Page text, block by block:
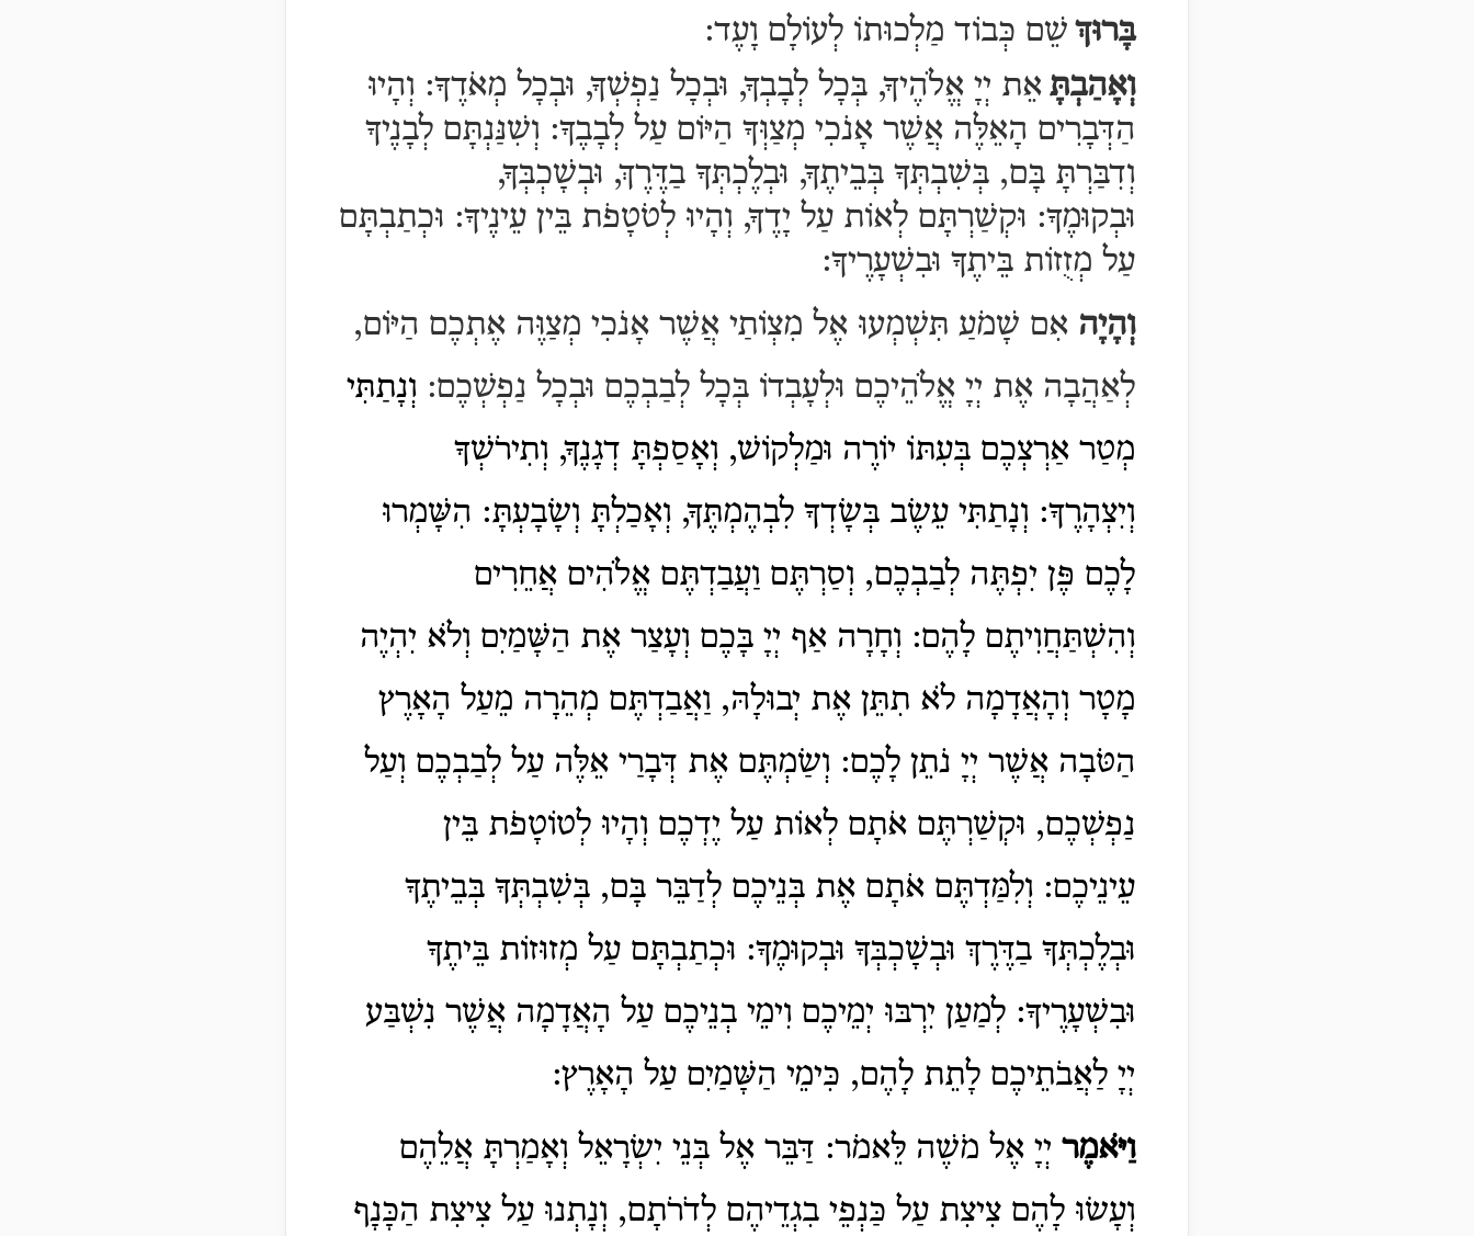
בָּרוּךְ שֵׁם כְּבוֹד מַלְכוּתוֹ לְעוֹלָם וָעֶד:
וְאָהַבְתָּ אֵת יְיָ אֱלֹהֶיךָ, בְּכָל לְבָבְךָ, וּבְכָל נַפְשְׁךָ, וּבְכָל מְאֹדֶךָ: וְהָיוּ
הַדְּבָרִים הָאֵלֶּה אֲשֶׁר אָנֹכִי מְצַוְּךָ הַיּוֹם עַל לְבָבֶךָ: וְשִׁנַּנְתָּם לְבָנֶיךָ
וְדִבַּרְתָּ בָּם, בְּשִׁבְתְּךָ בְּבֵיתֶךָ, וּבְלֶכְתְּךָ בַדֶּרֶךְ, וּבְשָׁכְבְּךָ,
וּבְקוּמֶךָ: וּקְשַׁרְתָּם לְאוֹת עַל יָדֶךָ, וְהָיוּ לְטֹטָפֹת בֵּין עֵינֶיךָ: וּכְתַבְתָּם
עַל מְזֻזוֹת בֵּיתֶךָ וּבִשְׁעָרֶיךָ:
וְהָיָה אִם שָׁמֹעַ תִּשְׁמְעוּ אֶל מִצְוֹתַי אֲשֶׁר אָנֹכִי מְצַוֶּה אֶתְכֶם הַיּוֹם,
לְאַהֲבָה אֶת יְיָ אֱלֹהֵיכֶם וּלְעָבְדוֹ בְּכָל לְבַבְכֶם וּבְכָל נַפְשְׁכֶם: וְנָתַתִּי
מְטַר אַרְצְכֶם בְּעִתּוֹ יוֹרֶה וּמַלְקוֹשׁ, וְאָסַפְתָּ דְגָנֶךָ, וְתִירֹשְׁךָ
וְיִצְהָרֶךָ: וְנָתַתִּי עֵשֶׂב בְּשָׂדְךָ לִבְהֶמְתֶּךָ, וְאָכַלְתָּ וְשָׂבָעְתָּ: הִשָּׁמְרוּ
לָכֶם פֶּן יִפְתֶּה לְבַבְכֶם, וְסַרְתֶּם וַעֲבַדְתֶּם אֱלֹהִים אֲחֵרִים
וְהִשְׁתַּחֲוִיתֶם לָהֶם: וְחָרָה אַף יְיָ בָּכֶם וְעָצַר אֶת הַשָּׁמַיִם וְלֹא יִהְיֶה
מָטָר וְהָאֲדָמָה לֹא תִתֵּן אֶת יְבוּלָהּ, וַאֲבַדְתֶּם מְהֵרָה מֵעַל הָאָרֶץ
הַטֹּבָה אֲשֶׁר יְיָ נֹתֵן לָכֶם: וְשַׂמְתֶּם אֶת דְּבָרַי אֵלֶּה עַל לְבַבְכֶם וְעַל
נַפְשְׁכֶם, וּקְשַׁרְתֶּם אֹתָם לְאוֹת עַל יֶדְכֶם וְהָיוּ לְטוֹטָפֹת בֵּין
עֵינֵיכֶם: וְלִמַּדְתֶּם אֹתָם אֶת בְּנֵיכֶם לְדַבֵּר בָּם, בְּשִׁבְתְּךָ בְּבֵיתֶךָ
וּבְלֶכְתְּךָ בַדֶּרֶךְ וּבְשָׁכְבְּךָ וּבְקוּמֶךָ: וּכְתַבְתָּם עַל מְזוּזוֹת בֵּיתֶךָ
וּבִשְׁעָרֶיךָ: לְמַעַן יִרְבּוּ יְמֵיכֶם וִימֵי בְנֵיכֶם עַל הָאֲדָמָה אֲשֶׁר נִשְׁבַּע
יְיָ לַאֲבֹתֵיכֶם לָתֵת לָהֶם, כִּימֵי הַשָּׁמַיִם עַל הָאָרֶץ:
וַיֹּאמֶר יְיָ אֶל מֹשֶׁה לֵּאמֹר: דַּבֵּר אֶל בְּנֵי יִשְׂרָאֵל וְאָמַרְתָּ אֲלֵהֶם
וְעָשׂוּ לָהֶם צִיצִת עַל כַּנְפֵי בִגְדֵיהֶם לְדֹרֹתָם, וְנָתְנוּ עַל צִיצִת הַכָּנָף